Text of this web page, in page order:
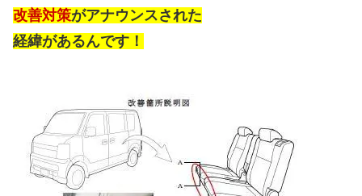
改善対策がアナウンスされた
経緯があるんです！